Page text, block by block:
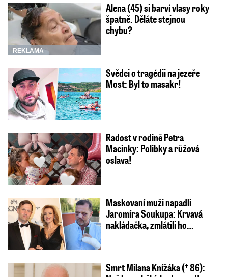
REKLAMA
Alena (45) si barví vlasy roky
špatně. Děláte stejnou
chybu?
Svědci o tragédii na jezeře
Most: Byl to masakr!
Radost v rodině Petra
Macinky: Polibky a růžová
oslava!
Maskovaní muži napadli
Jaromíra Soukupa: Krvavá
nakládačka, zmlátili ho…
Smrt Milana Knížáka († 86):